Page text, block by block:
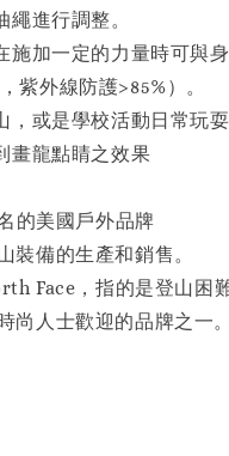
進行調整。
加一定的力量時可與身
紫外線防護>85%）。
或是學校活動日常玩
畫龍點睛之效果
的美國戶外品牌
裝備的生產和銷售。
Face，指的是登山困
尚人士歡迎的品牌之一。